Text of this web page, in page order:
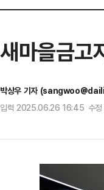
새마을금고
박상우 기자
입력 2025.06.26 16:45 수